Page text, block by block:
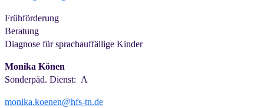
Frühförderung
Beratung
Diagnose für sprachauffällige Kinder
Monika Könen
Sonderpäd. Dienst: A
monika.koenen@hfs-tn.de